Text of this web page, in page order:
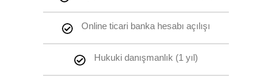
Online ticari banka hesabı açılışı
Hukuki danışmanlık (1 yıl)